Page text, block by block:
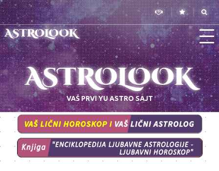
ASTROLOOK
ASTROLOOK
VAŠ PRVI YU ASTRO SAJT